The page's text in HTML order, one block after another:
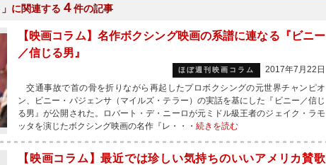
」に関連する ４件の記事
【映画コラム】名作ボクシング映画の系譜に連なる『ビニー
／信じる男』
ほぼ週刊映画コラム
2017年7月22日
交通事故で首の骨を折りながら再起したプロボクシングの元世界チャンピオ
ン、ビニー・パジェンサ（マイルズ・テラー）の実話を基にした『ビニー／信じ
る男』が公開された。ロバート・デ・ニーロが元ミドル級王者のジェイク・ラモ
ッタを演じたボクシング映画の名作『レ・・・ 続きを読む
【映画コラム】最近では珍しい気持ちのいいアメリカ賛歌